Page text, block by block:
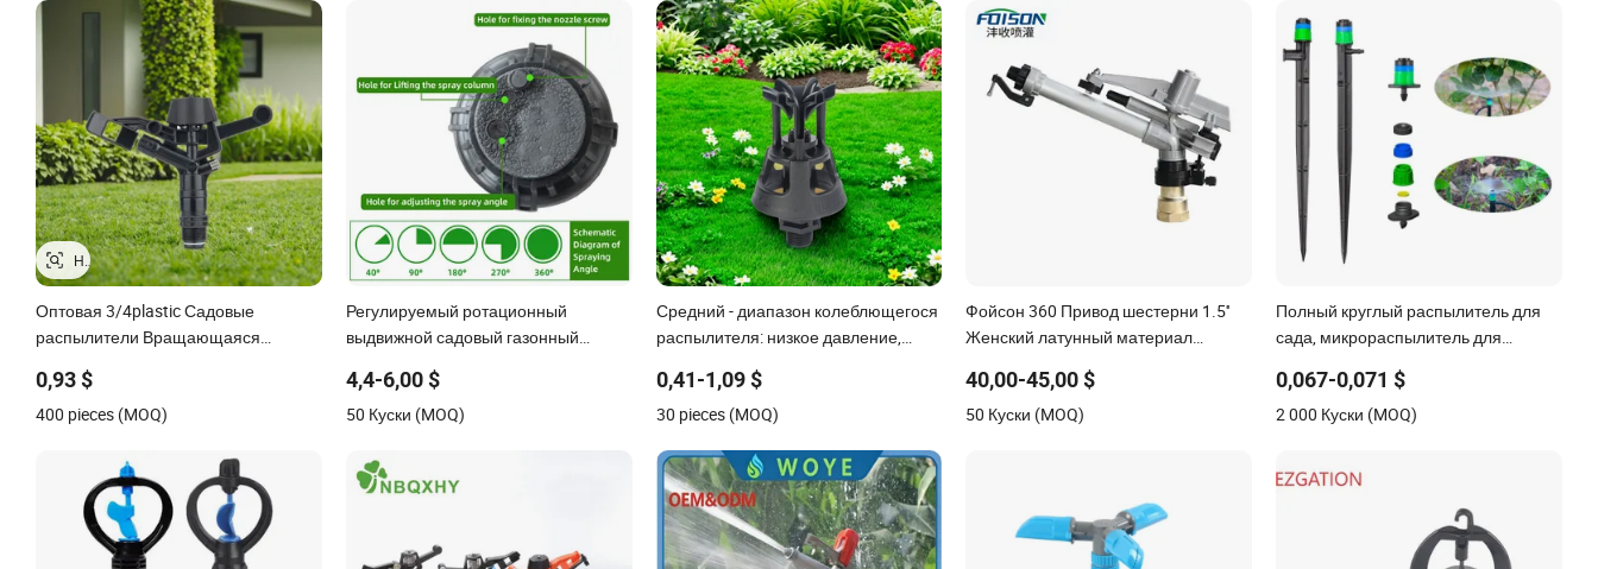
Оптовая 3/4plastic Садовые
распылители Вращающаяся
огородов
0,93 $
400 pieces (MOQ)
Регулируемый ротационный
выдвижной садовый газонный
автоматический распылитель
4,4-6,00 $
50 Куски (MOQ)
Средний - диапазон колеблющегося
распылителя: низкое давление,
0,41-1,09 $
30 pieces (MOQ)
Фойсон 360 Привод шестерни 1.5''
Женский латунный материал
для системы орошения фермы
40,00-45,00 $
50 Куски (MOQ)
Полный круглый распылитель для
сада, микрораспылитель для
ирригационной системы
0,067-0,071 $
2 000 Куски (MOQ)